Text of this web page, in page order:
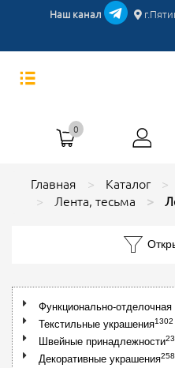
Наш канал
0
Главная Каталог
Лента, тесьма
Функционально-
Текстильные украшения1302
Швейные принадлежности
Декоративные украшения